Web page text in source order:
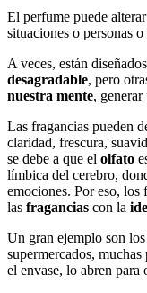
El perfume puede
situaciones o personas
A veces, están
desagradable, pero
nuestra mente,
Las fragancias pueden
claridad, frescura,
se debe a que el olfato
límbica del cerebro,
emociones. Por eso, los
las fragancias con la
Un gran ejemplo son
supermercados,
el envase, lo abren